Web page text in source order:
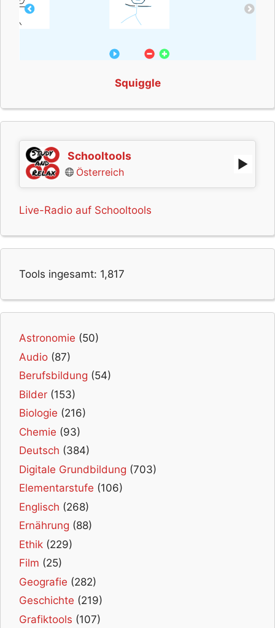
Squiggle
Schooltools
Österreich
Live-Radio auf Schooltools
Tools ingesamt: 1,817
Astronomie (50)
Audio (87)
Berufsbildung (54)
Bilder (153)
Biologie (216)
Chemie (93)
Deutsch (384)
Digitale Grundbildung (703)
Elementarstufe (106)
Englisch (268)
Ernährung (88)
Ethik (229)
Film (25)
Geografie (282)
Geschichte (219)
Grafiktools (107)